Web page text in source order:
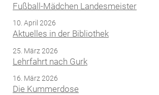
Fußball-Mädchen Landesmeister
10. April 2026
Aktuelles in der Bibliothek
25. März 2026
Lehrfahrt nach Gurk
16. März 2026
Die Kummerdose